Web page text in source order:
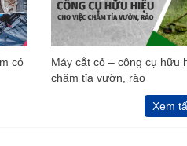
có
Máy cắt cỏ – công cụ hữu
chăm tỉa vườn, rào
Xem